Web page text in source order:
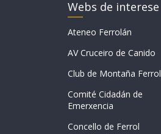
Webs de interese
Ateneo Ferrolán
AV Cruceiro de Canido
Club de Montaña Ferrol
Comité Cidadán de
Emerxencia
Concello de Ferrol